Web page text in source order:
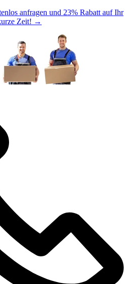
anfragen und 23% Rabatt auf Ihr
Zeit! →